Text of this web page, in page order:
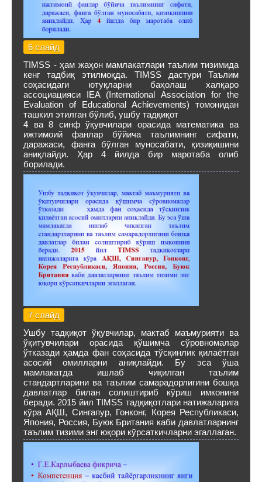
6 слайд
TIMSS - ҳам жаҳон мамлакатлари таълим тизимида
кенг тадбиқ этилмоқда. TIMSS дастури Таълим
соҳасидаги ютуқларни баҳолаш халқаро
ассоциацияси IEA (International Association for the
Evaluation of Educational Achievements) томонидан
ташкил этилган бўлиб, ушбу тадқиқот
4 ва 8 синф ўқувчилари орасида математика ва
ижтимоий фанлар бўйича таълимнинг сифати,
даражаси, фанга бўлган муносабати, қизиқишини
аниқлайди. Ҳар 4 йилда бир маротаба олиб
борилади.
7 слайд
Ушбу тадқиқот ўқувчилар, мактаб маъмурияти ва
ўқитувчилари орасида қўшимча сўровномалар
ўтказади ҳамда фан соҳасида тўсқинлик қилаётган
асосий омилларни аниқлайди. Бу эса ўша
мамлакатда ишлаб чиқилган таълим
стандартларини ва таълим самарадорлигини бошқа
давлатлар билан солиштириб кўриш имконини
беради. 2015 йил TIMSS тадқиқотлари натижаларига
кўра АҚШ, Сингапур, Гонконг, Корея Республикаси,
Япония, Россия, Буюк Британия каби давлатларнинг
таълим тизими энг юқори кўрсаткичларни эгаллаган.